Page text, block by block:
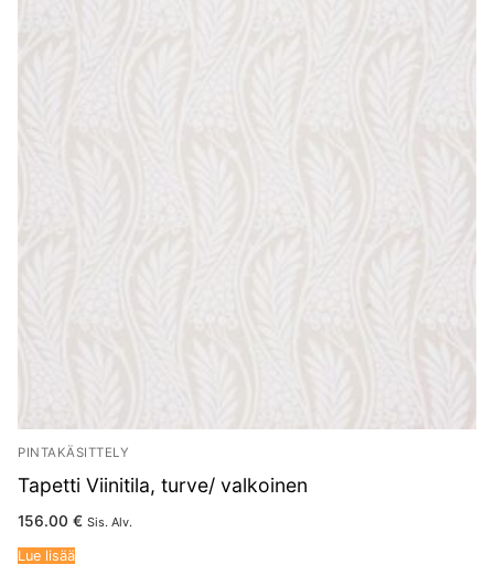
PINTAKÄSITTELY
Tapetti Viinitila, turve/ valkoinen
156.00 € Sis. Alv.
Lue lisää